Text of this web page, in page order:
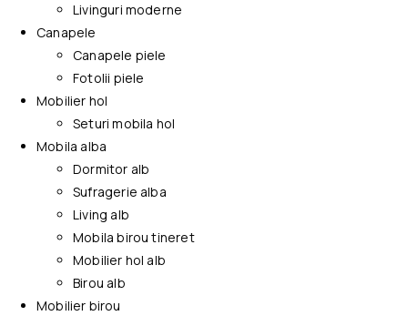
Livinguri moderne
Canapele
Canapele piele
Fotolii piele
Mobilier hol
Seturi mobila hol
Mobila alba
Dormitor alb
Sufragerie alba
Living alb
Mobila birou tineret
Mobilier hol alb
Birou alb
Mobilier birou